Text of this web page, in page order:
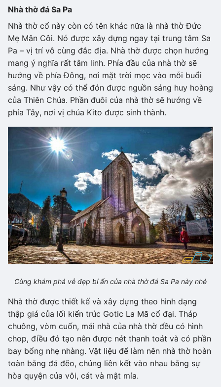
Nhà thờ đá Sa Pa
Nhà thờ cổ này còn có tên khác nữa là nhà thờ Đức
Mẹ Mân Côi. Nó được xây dựng ngay tại trung tâm Sa
Pa – vị trí vô cùng đắc địa. Nhà thờ được chọn hướng
mang ý nghĩa rất tâm linh. Phía đầu của nhà thờ sẽ
hướng về phía Đông, nơi mặt trời mọc vào mỗi buổi
sáng. Như vậy có thể đón được nguồn sáng huy hoàng
của Thiên Chúa. Phần đuôi của nhà thờ sẽ hướng về
phía Tây, nơi vị chúa Kito được sinh thành.
Cùng khám phá vẻ đẹp bí ẩn của nhà thờ đá Sa Pa này nhé
Nhà thờ được thiết kế và xây dựng theo hình dạng
thập giá của lối kiến trúc Gotic La Mã cổ đại. Tháp
chuông, vòm cuốn, mái nhà của nhà thờ đều có hình
chop, điều đó tạo nên được nét thanh toát và có phần
bay bổng nhẹ nhàng. Vật liệu để làm nên nhà thờ hoàn
toàn bằng đá đẽo, chúng liên kết vào nhau bằng sự
hòa quyện của vôi, cát và mật mía.